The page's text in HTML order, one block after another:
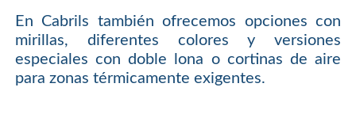
En Cabrils también ofrecemos opciones con
mirillas, diferentes colores y versiones
especiales con doble lona o cortinas de aire
para zonas térmicamente exigentes.